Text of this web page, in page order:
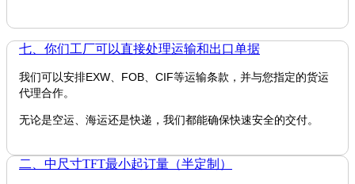
七、你们工厂可以直接处理运输和出口单据
我们可以安排EXW、FOB、CIF等运输条款，并与您指定的货运
代理合作。
无论是空运、海运还是快递，我们都能确保快速安全的交付。
二、中尺寸TFT最小起订量（半定制）